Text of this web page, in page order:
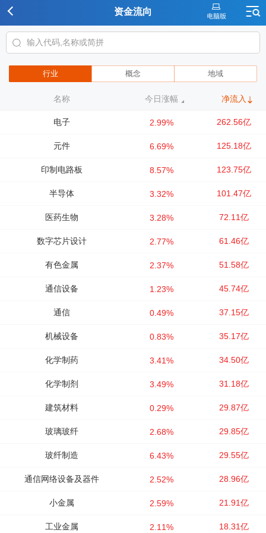
资金流向
行业 概念 地域
名称 今日涨幅 净流入
电子 2.99% 262.56亿
元件 6.69% 125.18亿
印制电路板 8.57% 123.75亿
半导体 3.32% 101.47亿
医药生物 3.28% 72.11亿
数字芯片设计 2.77% 61.46亿
有色金属 2.37% 51.58亿
通信设备 1.23% 45.74亿
通信 0.49% 37.15亿
机械设备 0.83% 35.17亿
化学制药 3.41% 34.50亿
化学制剂 3.49% 31.18亿
建筑材料 0.29% 29.87亿
玻璃玻纤 2.68% 29.85亿
玻纤制造 6.43% 29.55亿
通信网络设备及器件 2.52% 28.96亿
小金属 2.59% 21.91亿
工业金属 2.11% 18.31亿